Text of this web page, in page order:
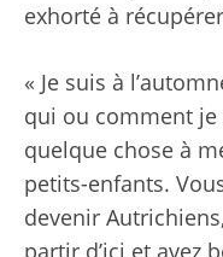
exhorté à
« Je suis à
qui ou comment je
quelque chose à
petits-enfants.
devenir